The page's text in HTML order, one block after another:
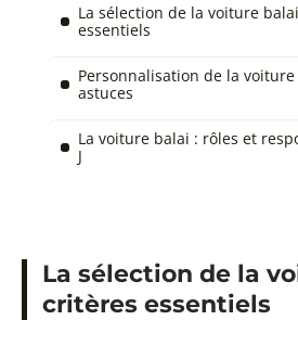
La sélection de la voiture
essentiels
Personnalisation de la
astuces
La voiture balai : rôles et
J
La sélection de la
critères essentiels